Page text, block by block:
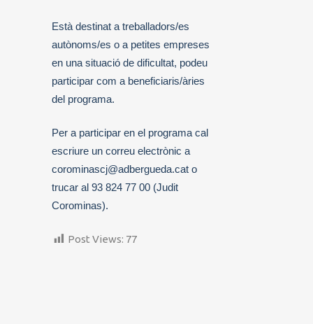
Està destinat a treballadors/es
autònoms/es o a petites empreses
en una situació de dificultat, podeu
participar com a beneficiaris/àries
del programa.
Per a participar en el programa cal
escriure un correu electrònic a
corominascj@adbergueda.cat o
trucar al 93 824 77 00 (Judit
Corominas).
Post Views: 77